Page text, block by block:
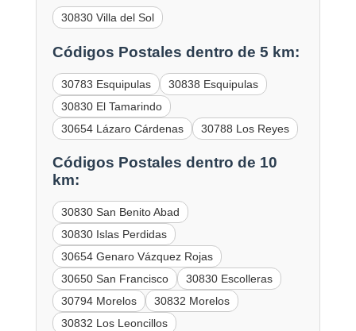
30830 Villa del Sol
Códigos Postales dentro de 5 km:
30783 Esquipulas
30838 Esquipulas
30830 El Tamarindo
30654 Lázaro Cárdenas
30788 Los Reyes
Códigos Postales dentro de 10
km:
30830 San Benito Abad
30830 Islas Perdidas
30654 Genaro Vázquez Rojas
30650 San Francisco
30830 Escolleras
30794 Morelos
30832 Morelos
30832 Los Leoncillos